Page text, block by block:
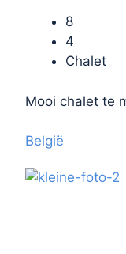
8
4
Chalet
Mooi chalet te
België